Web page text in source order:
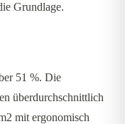
Grundlage.
51 %. Die
überdurchschnittlich
mit ergonomisch